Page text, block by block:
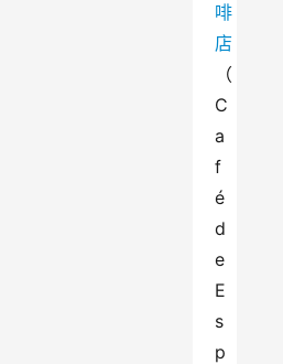
啡
店
（
C
a
f
é
d
e
E
s
p